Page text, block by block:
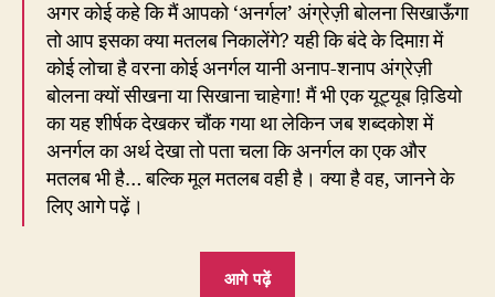
अगर कोई कहे कि मैं आपको ‘अनर्गल’ अंग्रेज़ी बोलना सिखाऊँगा
तो आप इसका क्या मतलब निकालेंगे? यही कि बंदे के दिमाग़ में
कोई लोचा है वरना कोई अनर्गल यानी अनाप-शनाप अंग्रेज़ी
बोलना क्यों सीखना या सिखाना चाहेगा! मैं भी एक यूट्यूब व़िडियो
का यह शीर्षक देखकर चौंक गया था लेकिन जब शब्दकोश में
अनर्गल का अर्थ देखा तो पता चला कि अनर्गल का एक और
मतलब भी है… बल्कि मूल मतलब वही है। क्या है वह, जानने के
लिए आगे पढ़ें।
आगे पढ़ें